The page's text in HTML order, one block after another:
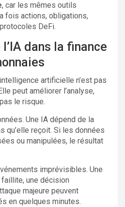
, car les mêmes outils
fois actions, obligations,
DeFi.
dans la finance
artificielle n’est pas
peut améliorer l’analyse,
le risque.
Une IA dépend de la
qu’elle reçoit. Si les données
ou manipulées, le résultat
imprévisibles. Une
une décision
majeure peuvent
en quelques minutes.